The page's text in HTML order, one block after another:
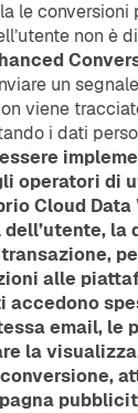
le
non è
un
viene
i dati
operatori di
Cloud Data
la
alle
accedono
email, le
la